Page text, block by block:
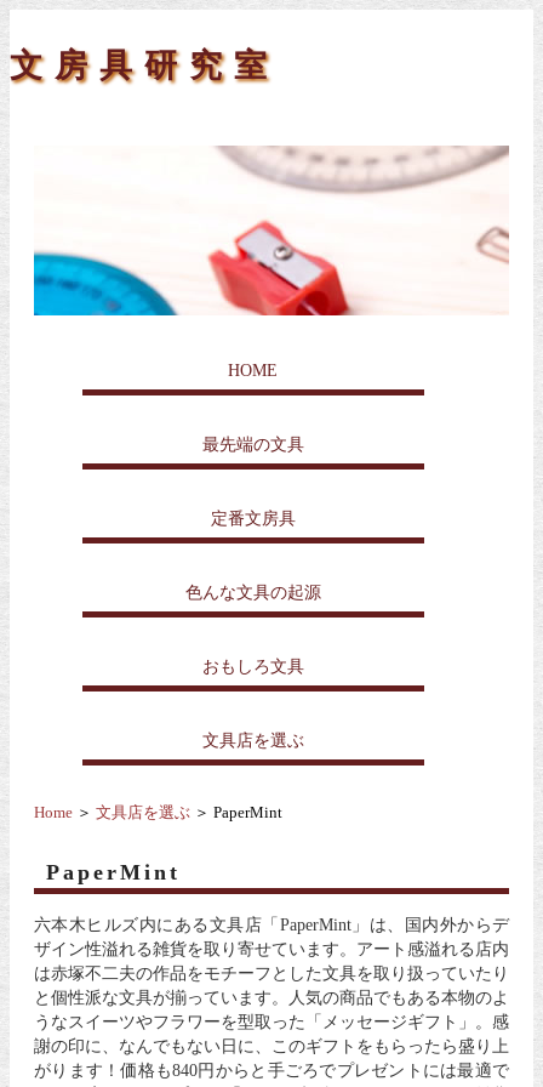
文房具研究室
HOME
最先端の文具
定番文房具
色んな文具の起源
おもしろ文具
文具店を選ぶ
Home ＞ 文具店を選ぶ ＞ PaperMint
PaperMint
六本木ヒルズ内にある文具店「PaperMint」は、国内外からデ
ザイン性溢れる雑貨を取り寄せています。アート感溢れる店内
は赤塚不二夫の作品をモチーフとした文具を取り扱っていたり
と個性派な文具が揃っています。人気の商品でもある本物のよ
うなスイーツやフラワーを型取った「メッセージギフト」。感
謝の印に、なんでもない日に、このギフトをもらったら盛り上
がります！価格も840円からと手ごろでプレゼントには最適で